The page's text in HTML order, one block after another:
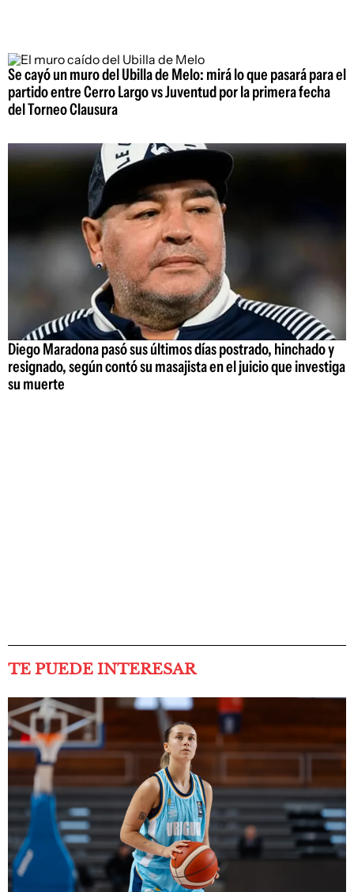
Se cayó un muro del Ubilla de Melo: mirá lo que pasará para el
partido entre Cerro Largo vs Juventud por la primera fecha
del Torneo Clausura
Diego Maradona pasó sus últimos días postrado, hinchado y
resignado, según contó su masajista en el juicio que investiga
su muerte
TE PUEDE INTERESAR